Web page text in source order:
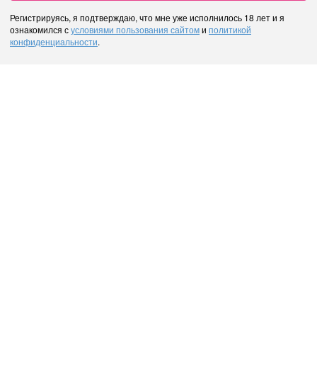
Регистрируясь, я подтверждаю, что мне уже исполнилось 18 лет и я
ознакомился сусловиями пользования сайтоми политикой
конфиденциальности.